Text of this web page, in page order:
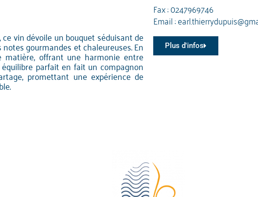
vin dévoile un bouquet séduisant de
gourmandes et chaleureuses. En
matière, offrant une harmonie entre
parfait en fait un compagnon
promettant une expérience de
Fax : 0247969746
Email :
Plus d'infos